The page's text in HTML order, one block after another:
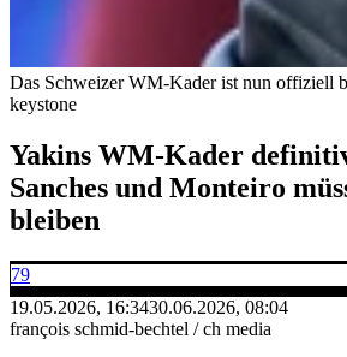
Das Schweizer WM-Kader ist nun offiziell
keystone
Yakins WM-Kader
Sanches und Monteiro
bleiben
79
19.05.2026, 16:3430.06.2026, 08:04
françois schmid-bechtel / ch media